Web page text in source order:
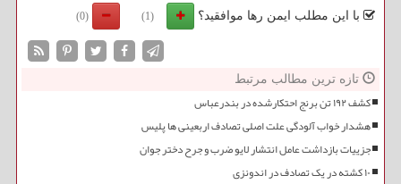
با این مطلب ایمن رها موافقید؟ (1)
(0)
تازه ترین مطالب مرتبط
کشف ۱۹۲ تن برنج احتکارشده در بندرعباس
هشدار خواب آلودگی علت اصلی تصادف اربعینی ها پلیس
جزییات بازداشت عامل انتشار لایو ضرب و جرح دختر جوان
۱۰ کشته در یک تصادف در اندونزی